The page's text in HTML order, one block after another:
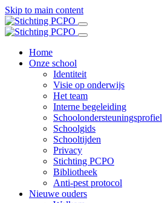
Skip to main content
Home
Onze school
Identiteit
Visie op onderwijs
Het team
Interne begeleiding
Schoolondersteuningsprofiel
Schoolgids
Schooltijden
Privacy
Stichting PCPO
Bibliotheek
Anti-pest protocol
Nieuwe ouders